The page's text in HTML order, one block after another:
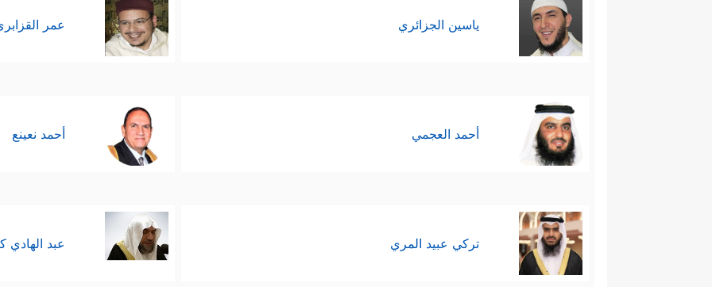
ياسين الجزائري عمر
أحمد العجمي أحمد نعينع
تركي عبيد المري عبد الهادي